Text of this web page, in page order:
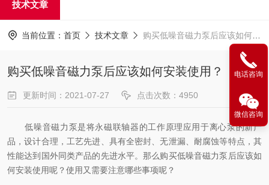
技术文章
当前位置： 首页 技术文章 购买低噪音磁力泵后应该如何安装使用？
购买低噪音磁力泵后应该如何安装使用？
更新时间：2021-07-27 点击次数：4950
低噪音磁力泵是将永磁联轴器的工作原理应用于离心泵的新产
品，设计合理，工艺先进、具有全密封、无泄漏、耐腐蚀等特点，其
性能达到国外同类产品的先进水平。那么购买低噪音磁力泵后应该如
何安装使用呢？使用又需要注意哪些事项呢？
电话咨询
微信咨询